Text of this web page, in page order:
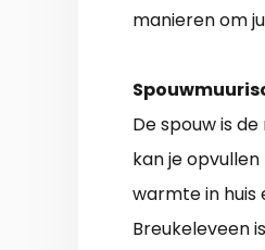
manieren om
De spouw is
kan je
warmte in huis
Breukeleveen